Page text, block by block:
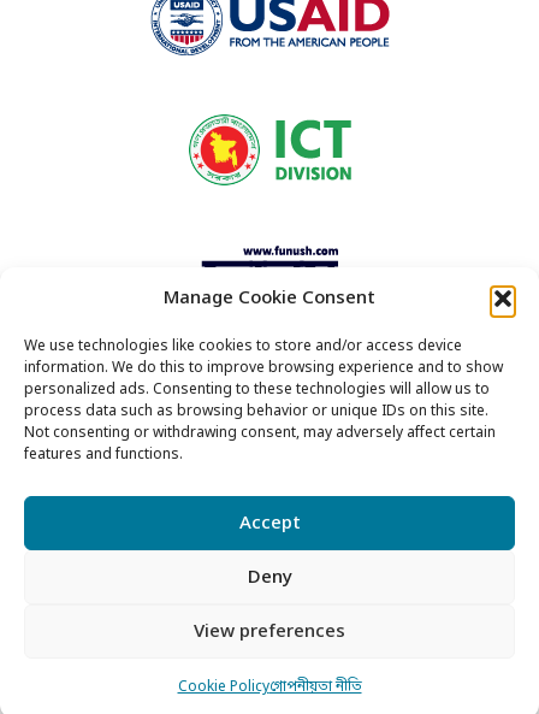
Manage Cookie Consent
We use technologies like cookies to store and/or access device
information. We do this to improve browsing experience and to show
personalized ads. Consenting to these technologies will allow us to
process data such as browsing behavior or unique IDs on this site.
Not consenting or withdrawing consent, may adversely affect certain
features and functions.
Accept
Deny
View preferences
Cookie Policyগোপনীয়তা নীতি
This website is made possible by the support of
the American People through the United States
Agency for International Development (USAID).
not necessarily reflect the views of USAID or the
United States Government.